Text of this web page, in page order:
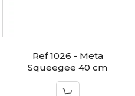
Ref 1026 - Meta
Squeegee 40 cm